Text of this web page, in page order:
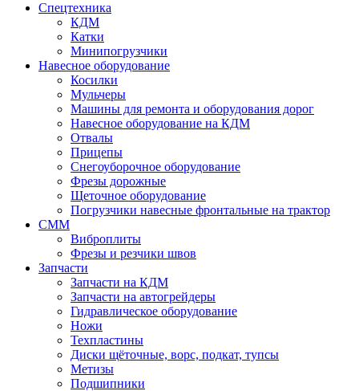
Спецтехника
КДМ
Катки
Минипогрузчики
Навесное оборудование
Косилки
Мульчеры
Машины для ремонта и оборудования дорог
Навесное оборудование на КДМ
Отвалы
Прицепы
Снегоуборочное оборудование
Фрезы дорожные
Щеточное оборудование
Погрузчики навесные фронтальные на трактор
СММ
Виброплиты
Фрезы и резчики швов
Запчасти
Запчасти на КДМ
Запчасти на автогрейдеры
Гидравлическое оборудование
Ножи
Техпластины
Диски щёточные, ворс, подкат, тупсы
Метизы
Подшипники